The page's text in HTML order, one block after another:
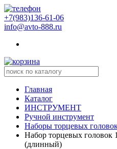
+7(983)136-61-06
info@avto-888.ru
Главная
Каталог
ИНСТРУМЕНТ
Ручной инструмент
Наборы торцевых
Набор торцевых головок
(длинный)